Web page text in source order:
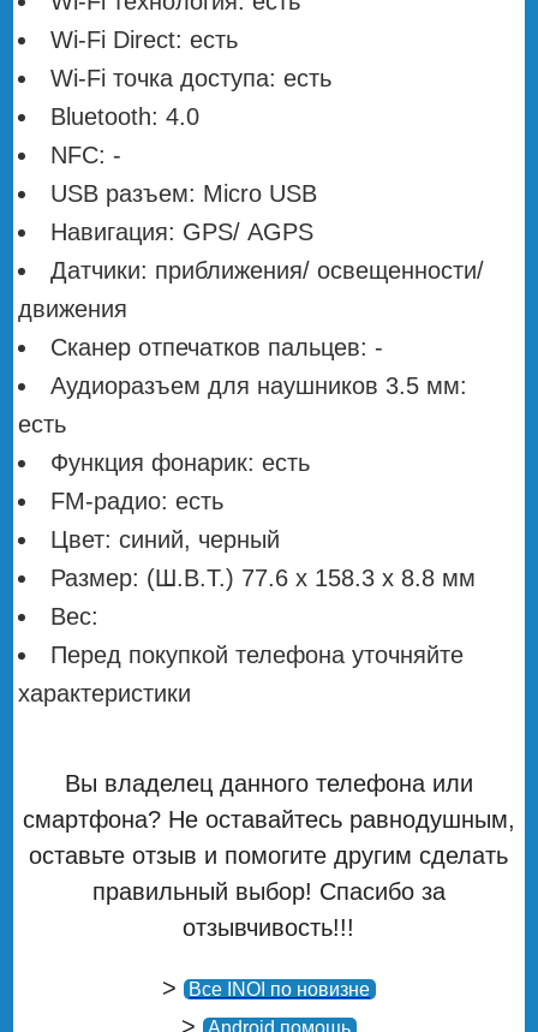
Wi-Fi Direct: есть
Wi-Fi точка доступа: есть
Bluetooth: 4.0
NFC: -
USB разъем: Micro USB
Навигация: GPS/ АGPS
Датчики: приближения/ освещенности/
движения
Сканер отпечатков пальцев: -
Аудиоразъем для наушников 3.5 мм:
есть
Функция фонарик: есть
FM-радио: есть
Цвет: синий, черный
Размер: (Ш.В.Т.) 77.6 х 158.3 х 8.8 мм
Вес:
Перед покупкой телефона уточняйте
характеристики
Вы владелец данного телефона или
смартфона? Не оставайтесь равнодушным,
оставьте отзыв и помогите другим сделать
правильный выбор! Спасибо за
отзывчивость!!!
> Все INOI по новизне
> Android помощь